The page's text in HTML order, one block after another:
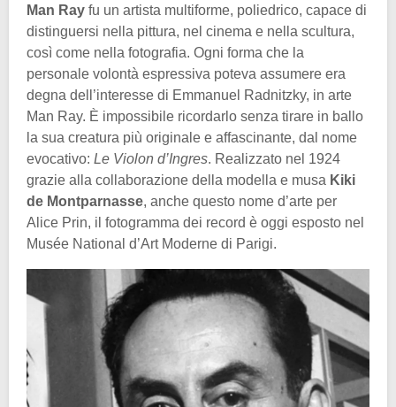
Man Ray fu un artista multiforme, poliedrico, capace di
distinguersi nella pittura, nel cinema e nella scultura,
così come nella fotografia. Ogni forma che la
personale volontà espressiva poteva assumere era
degna dell’interesse di Emmanuel Radnitzky, in arte
Man Ray. È impossibile ricordarlo senza tirare in ballo
la sua creatura più originale e affascinante, dal nome
evocativo: Le Violon d’Ingres. Realizzato nel 1924
grazie alla collaborazione della modella e musa Kiki
de Montparnasse, anche questo nome d’arte per
Alice Prin, il fotogramma dei record è oggi esposto nel
Musée National d’Art Moderne di Parigi.